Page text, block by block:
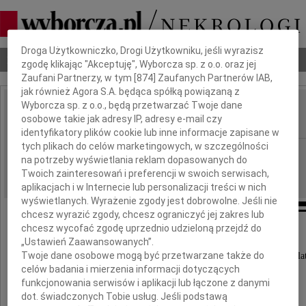
Nekrologi Odeszli Poradnik pogrzebowy
IMIĘ I NAZWISKO: Halina Goraj
REGION: Kielce
DATA EMISJI: 02.12.2022
Z wielkim żalem zawiadamiamy,
że 20 listopada 2022 roku odeszła w wieku 77
nasza ukochana Żona, Mama i Babcia
Dbamy o Twoją prywatność
Droga Użytkowniczko, Drogi Użytkowniku, jeśli wyrazisz
zgodę klikając "Akceptuję", Wyborcza sp. z o.o. oraz jej
Zaufani Partnerzy, w tym [874 ] Zaufanych Partnerów IAB,
jak również Agora S.A. będąca spółką powiązaną z
Wyborcza sp. z o.o., będą przetwarzać Twoje dane
osobowe takie jak adresy IP, adresy e-mail czy
identyfikatory plików cookie lub inne informacje zapisane w
tych plikach do celów marketingowych, w szczególności
na potrzeby wyświetlania reklam dopasowanych do
Twoich zainteresowań i preferencji w swoich serwisach,
aplikacjach i w Internecie lub personalizacji treści w nich
wyświetlanych. Wyrażenie zgody jest dobrowolne. Jeśli nie
chcesz wyrazić zgody, chcesz ograniczyć jej zakres lub
chcesz wycofać zgodę uprzednio udzieloną przejdź do
„Ustawień Zaawansowanych”.
Twoje dane osobowe mogą być przetwarzane także do
celów badania i mierzenia informacji dotyczących
funkcjonowania serwisów i aplikacji lub łączone z danymi
dot. świadczonych Tobie usług. Jeśli podstawą